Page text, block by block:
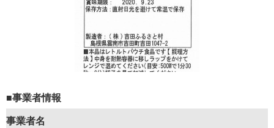
■事業者情報
事業者名